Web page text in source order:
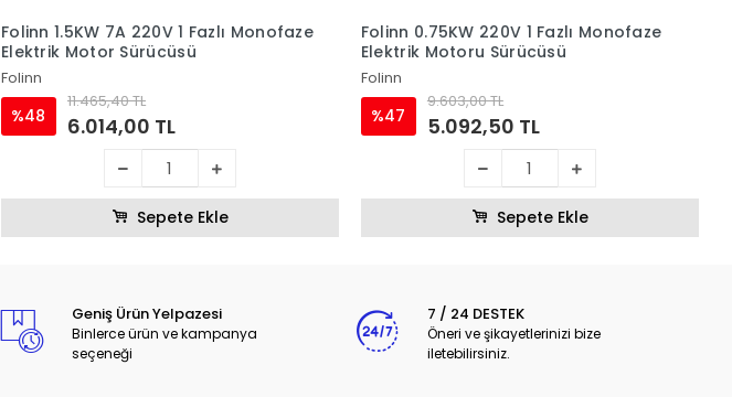
Folinn 1.5KW 7A 220V 1 Fazlı Monofaze
Elektrik Motor Sürücüsü
Folinn
%48
11.465,40 TL
6.014,00 TL
Sepete Ekle
Folinn 0.75KW 220V 1 Fazlı Monofaze
Elektrik Motoru Sürücüsü
Folinn
%47
9.603,00 TL
5.092,50 TL
Sepete Ekle
Geniş Ürün Yelpazesi
Binlerce ürün ve kampanya
seçeneği
7 / 24 DESTEK
Öneri ve şikayetlerinizi bize
iletebilirsiniz.